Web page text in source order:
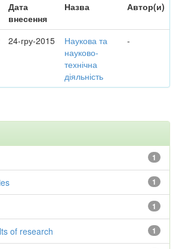
Дата
внесення
Назва Автор(и)
24-гру-2015
Наукова та
науково-
технічна
діяльність
-
1
1
1
1
of research